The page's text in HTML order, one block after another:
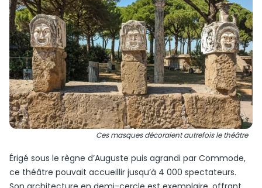
Ces masques décoraient autrefois le théâtre
Érigé sous le règne d’Auguste puis agrandi par Commode,
ce théâtre pouvait accueillir jusqu’à 4 000 spectateurs.